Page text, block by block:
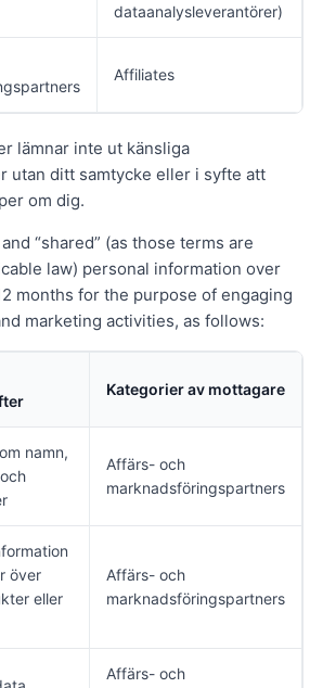
dataanalysleverantörer)
Affiliates
lämnar inte ut känsliga
utan ditt samtycke eller i syfte att
om dig.
“shared” (as those terms are
law) personal information over
months for the purpose of engaging
marketing activities, as follows:
Kategorier av mottagare
namn,
Affärs- och
marknadsföringspartners
över
eller
Affärs- och
marknadsföringspartners
Affärs- och